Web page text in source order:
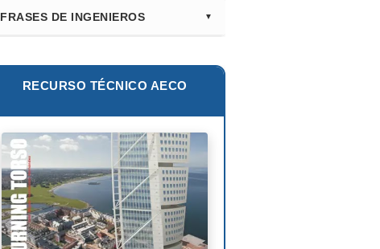
Santiago Calatrava
Richard Rogers
David Chipperfield
Kazuyo Sejima
Norman Foster
FRASES DE INGENIEROS
Leslie E. Robertson
Félix Cándela
RECURSO TÉCNICO AECO